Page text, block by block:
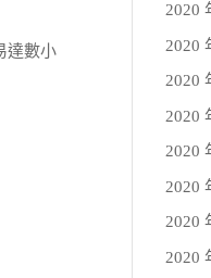
達數小
2020
2020
2020
2020
2020
2020
2020
2020